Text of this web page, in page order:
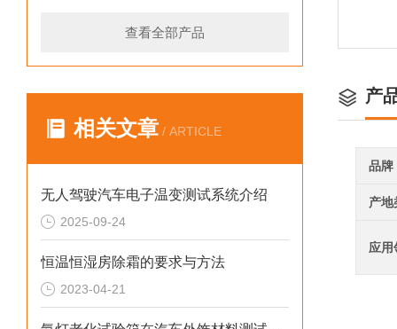
查看全部产品
相关文章 / ARTICLE
无人驾驶汽车电子温变测试系统介绍
2025-09-24
恒温恒湿房除霜的要求与方法
2023-04-21
产
品牌
产地
应用